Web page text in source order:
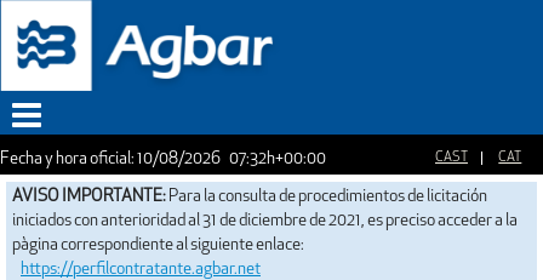
Fecha y hora oficial: 10/08/2026 07:32h+00:00
AVISO IMPORTANTE: Para la consulta de procedimientos de licitación
iniciados con anterioridad al 31 de diciembre de 2021, es preciso acceder a la
pàgina correspondiente al siguiente enlace:
https://perfilcontratante.agbar.net
Menu